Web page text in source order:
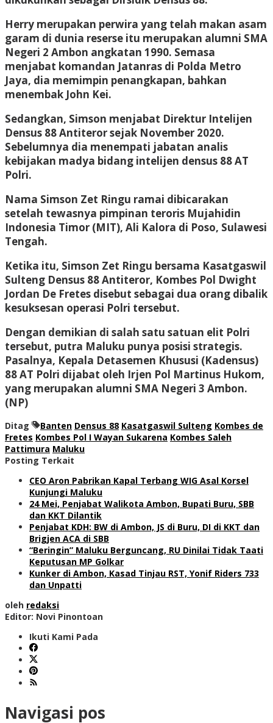
Herry merupakan perwira yang telah makan asam
garam di dunia reserse itu merupakan alumni SMA
Negeri 2 Ambon angkatan 1990. Semasa
menjabat komandan Jatanras di Polda Metro
Jaya, dia memimpin penangkapan, bahkan
menembak John Kei.
Sedangkan, Simson menjabat Direktur Intelijen
Densus 88 Antiteror sejak November 2020.
Sebelumnya dia menempati jabatan analis
kebijakan madya bidang intelijen densus 88 AT
Polri.
Nama Simson Zet Ringu ramai dibicarakan
setelah tewasnya pimpinan teroris Mujahidin
Indonesia Timor (MIT), Ali Kalora di Poso, Sulawesi
Tengah.
Ketika itu, Simson Zet Ringu bersama Kasatgaswil
Sulteng Densus 88 Antiteror, Kombes Pol Dwight
Jordan De Fretes disebut sebagai dua orang dibalik
kesuksesan operasi Polri tersebut.
Dengan demikian di salah satu satuan elit Polri
tersebut, putra Maluku punya posisi strategis.
Pasalnya, Kepala Detasemen Khususi (Kadensus)
88 AT Polri dijabat oleh Irjen Pol Martinus Hukom,
yang merupakan alumni SMA Negeri 3 Ambon.
(NP)
Ditag Banten Densus 88 Kasatgaswil Sulteng Kombes de
Fretes Kombes Pol I Wayan Sukarena Kombes Saleh
Pattimura Maluku
Posting Terkait
CEO Aron Pabrikan Kapal Terbang WIG Asal Korsel
Kunjungi Maluku
24 Mei, Penjabat Walikota Ambon, Bupati Buru, SBB
dan KKT Dilantik
Penjabat KDH: BW di Ambon, JS di Buru, DI di KKT dan
Brigjen ACA di SBB
“Beringin” Maluku Berguncang, RU Dinilai Tidak Taati
Keputusan MP Golkar
Kunker di Ambon, Kasad Tinjau RST, Yonif Riders 733
dan Unpatti
oleh redaksi
Editor: Novi Pinontoan
Ikuti Kami Pada
Navigasi pos